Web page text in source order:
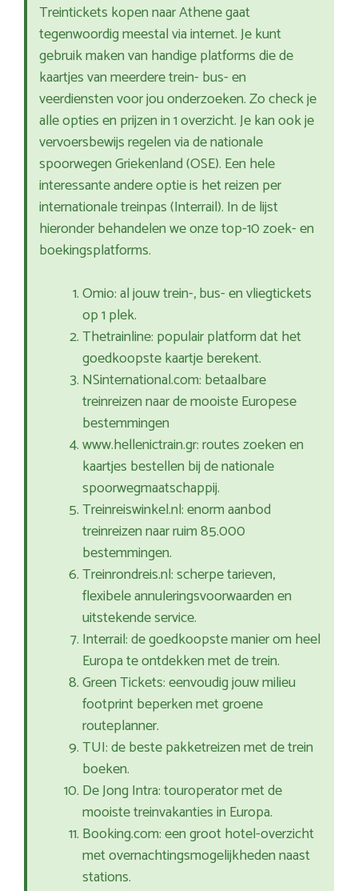
Treintickets kopen naar Athene gaat
tegenwoordig meestal via internet. Je kunt
gebruik maken van handige platforms die de
kaartjes van meerdere trein- bus- en
veerdiensten voor jou onderzoeken. Zo check je
alle opties en prijzen in 1 overzicht. Je kan ook je
vervoersbewijs regelen via de nationale
spoorwegen Griekenland (OSE). Een hele
interessante andere optie is het reizen per
internationale treinpas (Interrail). In de lijst
hieronder behandelen we onze top-10 zoek- en
boekingsplatforms.
Omio: al jouw trein-, bus- en vliegtickets
op 1 plek.
Thetrainline: populair platform dat het
goedkoopste kaartje berekent.
NSinternational.com: betaalbare
treinreizen naar de mooiste Europese
bestemmingen
www.hellenictrain.gr: routes zoeken en
kaartjes bestellen bij de nationale
spoorwegmaatschappij.
Treinreiswinkel.nl: enorm aanbod
treinreizen naar ruim 85.000
bestemmingen.
Treinrondreis.nl: scherpe tarieven,
flexibele annuleringsvoorwaarden en
uitstekende service.
Interrail: de goedkoopste manier om heel
Europa te ontdekken met de trein.
Green Tickets: eenvoudig jouw milieu
footprint beperken met groene
routeplanner.
TUI: de beste pakketreizen met de trein
boeken.
De Jong Intra: touroperator met de
mooiste treinvakanties in Europa.
Booking.com: een groot hotel-overzicht
met overnachtingsmogelijkheden naast
stations.